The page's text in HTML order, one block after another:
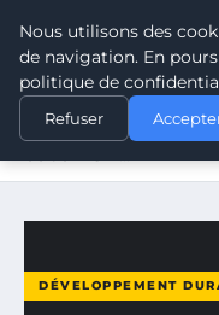
CLIMATE
ACCUEIL
COMMENT UN SIMPLE
DÉVELOPPEMENT
Nous utilisons des
de navigation. En
politique de
Refuser